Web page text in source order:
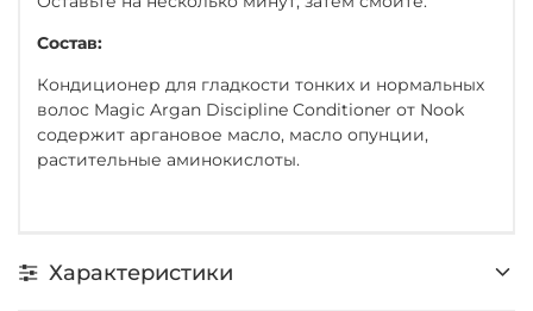
Состав:
Кондиционер для гладкости тонких и нормальных
волос Magic Argan Discipline Conditioner от Nook
содержит аргановое масло, масло опунции,
растительные аминокислоты.
Характеристики